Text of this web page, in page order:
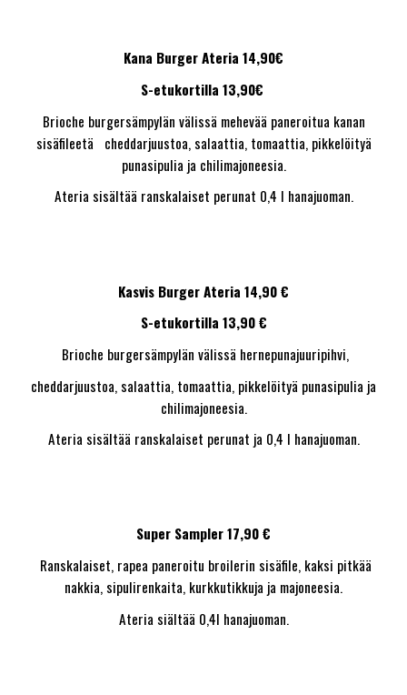
Kana Burger Ateria 14,90€
S-etukortilla 13,90€
Brioche burgersämpylän välissä mehevää paneroitua kanan
sisäfileetä cheddarjuustoa, salaattia, tomaattia, pikkelöityä
punasipulia ja chilimajoneesia.
Ateria sisältää ranskalaiset perunat 0,4 l hanajuoman.
Kasvis Burger Ateria 14,90 €
S-etukortilla 13,90 €
Brioche burgersämpylän välissä hernepunajuuripihvi,
cheddarjuustoa, salaattia, tomaattia, pikkelöityä punasipulia ja
chilimajoneesia.
Ateria sisältää ranskalaiset perunat ja 0,4 l hanajuoman.
Super Sampler 17,90 €
Ranskalaiset, rapea paneroitu broilerin sisäfile, kaksi pitkää
nakkia, sipulirenkaita, kurkkutikkuja ja majoneesia.
Ateria siältää 0,4l hanajuoman.